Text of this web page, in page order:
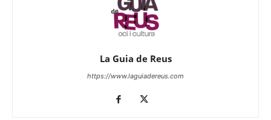
La Guia de Reus
https://www.laguiadereus.com